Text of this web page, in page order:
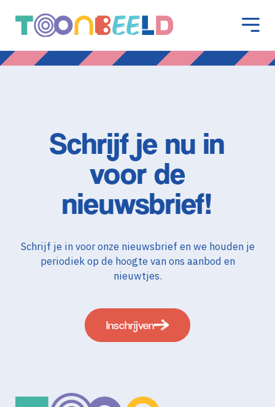
Schrijf je nu in
voor de
nieuwsbrief!
Schrijf je in voor onze nieuwsbrief en we houden je
periodiek op de hoogte van ons aanbod en
nieuwtjes.
Inschrijven